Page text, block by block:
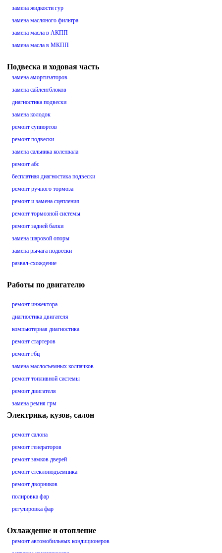
замена жидкости гур
замена масляного фильтра
замена масла в АКПП
замена масла в МКПП
Подвеска и ходовая часть
замена амортизаторов
замена сайлентблоков
диагностика подвески
замена колодок
ремонт суппортов
ремонт подвески
замена сальника коленвала
ремонт абс
бесплатная диагностика подвески
ремонт ручного тормоза
ремонт и замена сцепления
ремонт тормозной системы
ремонт задней балки
замена шаровой опоры
замена рычага подвески
развал-схождение
Работы по двигателю
ремонт инжектора
диагностика двигателя
компьютерная диагностика
ремонт стартеров
ремонт гбц
замена маслосъемных колпачков
ремонт топливной системы
ремонт двигателя
замена ремня грм
Электрика, кузов, салон
ремонт салона
ремонт генераторов
ремонт замков дверей
ремонт стеклоподъемника
ремонт дворников
полировка фар
регулировка фар
Охлаждение и отопление
ремонт автомобильных кондиционеров